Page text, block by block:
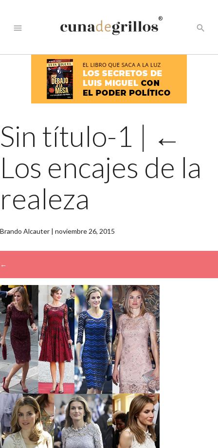
menu
®
search
Sin título-1 | ←
Los encajes de la
realeza
Brando Alcauter | noviembre 26, 2015
←
→